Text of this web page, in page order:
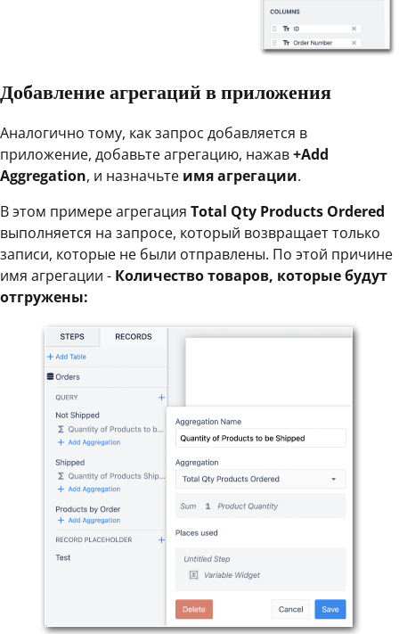
Добавление агрегаций в приложения
Аналогично тому, как запрос добавляется в
приложение, добавьте агрегацию, нажав+Add
Aggregation, и назначьте имя агрегации.
В этом примере агрегация Total Qty Products Ordered
выполняется на запросе, который возвращает только
записи, которые не были отправлены. По этой причине
имя агрегации - Количество товаров, которые будут
отгружены: